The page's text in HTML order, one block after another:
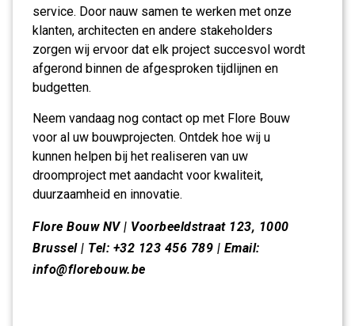
service. Door nauw samen te werken met onze
klanten, architecten en andere stakeholders
zorgen wij ervoor dat elk project succesvol wordt
afgerond binnen de afgesproken tijdlijnen en
budgetten.
Neem vandaag nog contact op met Flore Bouw
voor al uw bouwprojecten. Ontdek hoe wij u
kunnen helpen bij het realiseren van uw
droomproject met aandacht voor kwaliteit,
duurzaamheid en innovatie.
Flore Bouw NV | Voorbeeldstraat 123, 1000
Brussel | Tel: +32 123 456 789 | Email:
info@florebouw.be